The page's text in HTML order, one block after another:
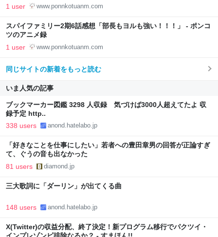
1 user www.ponnkotuanm.com
スパイファミリー2期6話感想「部長もヨルも強い！！！」 - ポンコ
ツのアニメ録
1 user www.ponnkotuanm.com
同じサイトの新着をもっと読む
いま人気の記事
ブックマーカー図鑑 3298 人収録 気づけば3000人超えてたよ 収
録予定 http..
338 users anond.hatelabo.jp
「好きなことを仕事にしたい」若者への豊田章男の回答が正論すぎ
て、ぐうの音も出なかった
81 users diamond.jp
三大歌詞に「ダーリン」が出てくる曲
148 users anond.hatelabo.jp
X(Twitter)の収益分配、終了決定！新プログラム移行でパクツイ・